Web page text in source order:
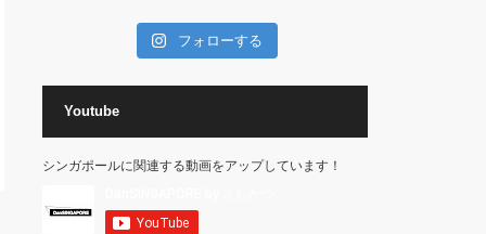
フォローする
Youtube
シンガポールに関連する動画をアップしています！